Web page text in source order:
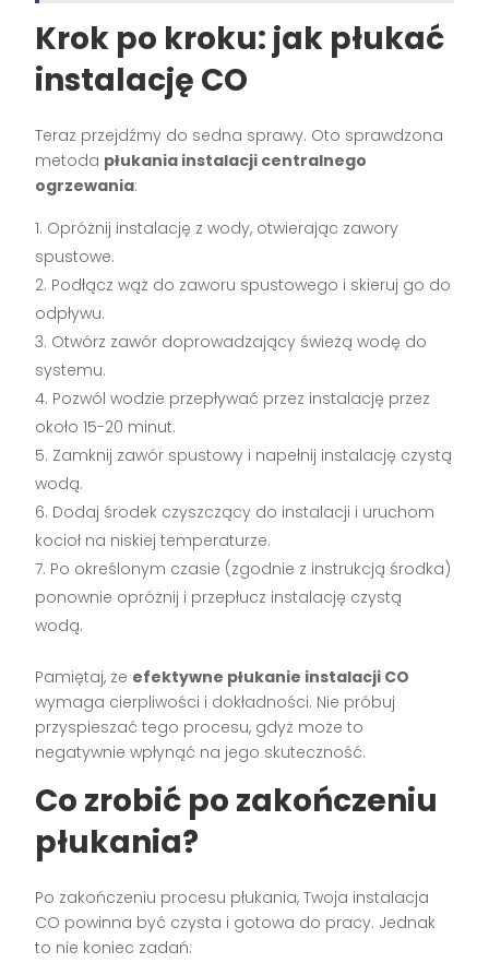
Krok po kroku: jak płukać
instalację CO
Teraz przejdźmy do sedna sprawy. Oto sprawdzona
metoda płukania instalacji centralnego
ogrzewania:
Opróżnij instalację z wody, otwierając zawory
spustowe.
Podłącz wąż do zaworu spustowego i skieruj go do
odpływu.
Otwórz zawór doprowadzający świeżą wodę do
systemu.
Pozwól wodzie przepływać przez instalację przez
około 15-20 minut.
Zamknij zawór spustowy i napełnij instalację czystą
wodą.
Dodaj środek czyszczący do instalacji i uruchom
kocioł na niskiej temperaturze.
Po określonym czasie (zgodnie z instrukcją środka)
ponownie opróżnij i przepłucz instalację czystą
wodą.
Pamiętaj, że efektywne płukanie instalacji CO
wymaga cierpliwości i dokładności. Nie próbuj
przyspieszać tego procesu, gdyż może to
negatywnie wpłynąć na jego skuteczność.
Co zrobić po zakończeniu
płukania?
Po zakończeniu procesu płukania, Twoja instalacja
CO powinna być czysta i gotowa do pracy. Jednak
to nie koniec zadań: